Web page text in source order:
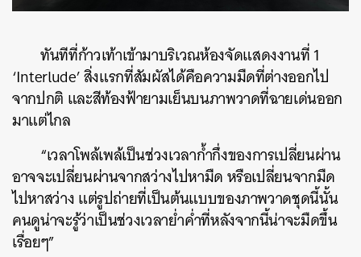
ทันทีที่ก้าวเท้าเข้ามาบริเวณห้องจัดแสดงงานที่ 1
‘Interlude’สิ่งแรกที่สัมผัสได้คือความมืดที่ต่างออกไป
จากปกติ และสีท้องฟ้ายามเย็นบนภาพวาดที่ฉายเด่นออก
มาแต่ไกล
“เวลาโพล้เพล้เป็นช่วงเวลาก้ำกึ่งของการเปลี่ยนผ่าน
อาจจะเปลี่ยนผ่านจากสว่างไปหามืด หรือเปลี่ยนจากมืด
ไปหาสว่าง แต่รูปถ่ายที่เป็นต้นแบบของภาพวาดชุดนี้นั้น
คนดูน่าจะรู้ว่าเป็นช่วงเวลาย่ำค่ำที่หลังจากนี้น่าจะมืดขึ้น
เรื่อยๆ”